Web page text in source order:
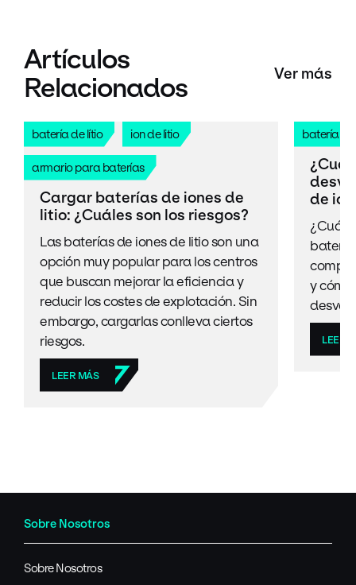
Artículos
Relacionados
Ver más
batería de lítio ion de litio
armario para baterías
Cargar baterías de iones de
litio: ¿Cuáles son los riesgos?
Las baterías de iones de litio son una
opción muy popular para los centros
que buscan mejorar la eficiencia y
reducir los costes de explotación. Sin
embargo, cargarlas conlleva ciertos
riesgos.
LEER MÁS
batería de
de
y
LEER
Sobre Nosotros
Sobre Nosotros